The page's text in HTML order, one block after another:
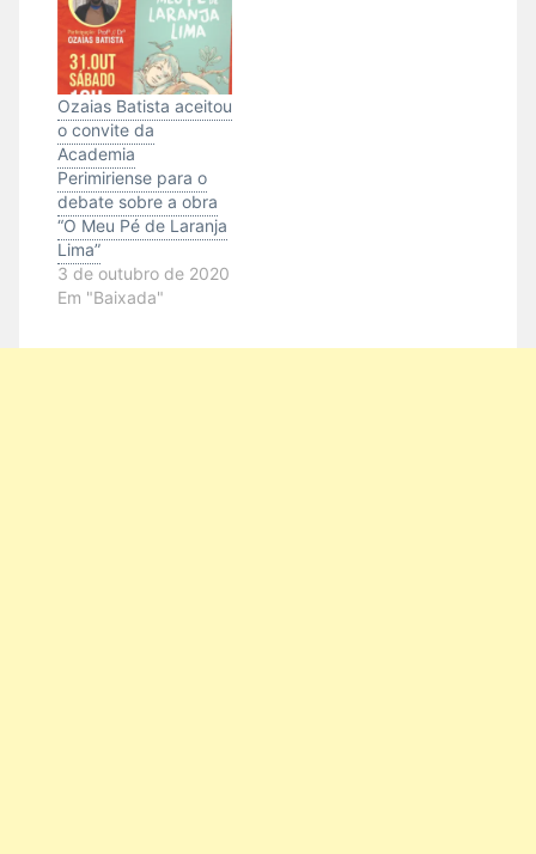
Ozaias Batista aceitou
o convite da
Academia
Perimiriense para o
debate sobre a obra
“O Meu Pé de Laranja
Lima”
3 de outubro de 2020
Em "Baixada"